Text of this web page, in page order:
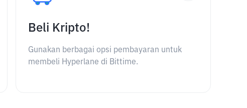
Beli Kripto!
Gunakan berbagai opsi pembayaran untuk
membeli Hyperlane di Bittime.